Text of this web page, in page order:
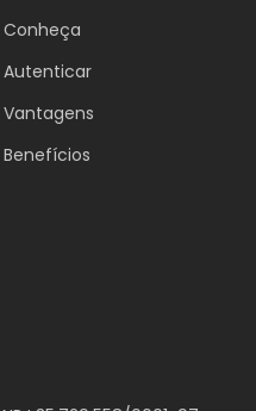
Conheça
Autenticar
Vantagens
Benefícios